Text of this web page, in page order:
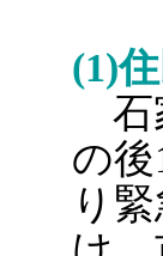
(1)
石
の
り